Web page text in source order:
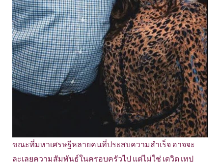
ขณะที่มหาเศรษฐีหลายคนที่ประสบความสำเร็จ อาจจะ
ละเลยความสัมพันธ์ในครอบครัวไป แต่ไม่ใช่ เดวิด เทป